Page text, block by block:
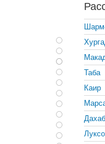
Таба
Каир
Дахаб